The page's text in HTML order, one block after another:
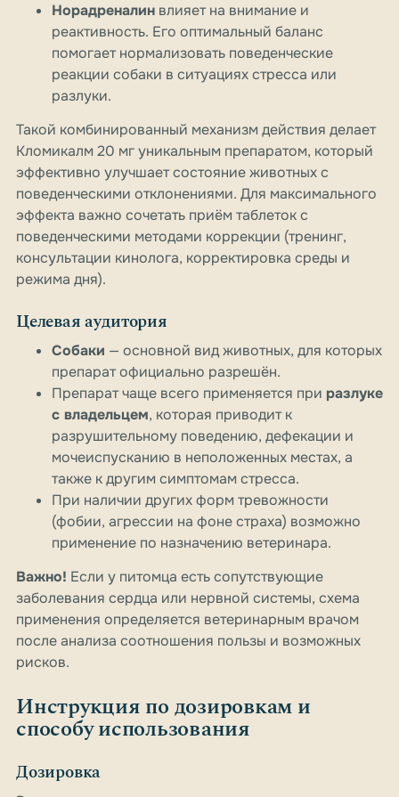
Норадреналин влияет на внимание и
реактивность. Его оптимальный баланс
помогает нормализовать поведенческие
реакции собаки в ситуациях стресса или
разлуки.
Такой комбинированный механизм действия делает
Кломикалм 20 мг уникальным препаратом, который
эффективно улучшает состояние животных с
поведенческими отклонениями. Для максимального
эффекта важно сочетать приём таблеток с
поведенческими методами коррекции (тренинг,
консультации кинолога, корректировка среды и
режима дня).
Целевая аудитория
Собаки — основной вид животных, для которых
препарат официально разрешён.
Препарат чаще всего применяется при разлуке
с владельцем, которая приводит к
разрушительному поведению, дефекации и
мочеиспусканию в неположенных местах, а
также к другим симптомам стресса.
При наличии других форм тревожности
(фобии, агрессии на фоне страха) возможно
применение по назначению ветеринара.
Важно! Если у питомца есть сопутствующие
заболевания сердца или нервной системы, схема
применения определяется ветеринарным врачом
после анализа соотношения пользы и возможных
рисков.
Инструкция по дозировкам и
способу использования
Дозировка